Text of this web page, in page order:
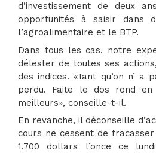
d’investissement de deux
opportunités à saisir dans
l’agroalimentaire et le BTP.
Dans tous les cas, notre
délester de toutes ses
des indices. «Tant qu’on n’ a
perdu. Faite le dos rond en
meilleurs», conseille-t-il.
En revanche, il déconseille
cours ne cessent de
1.700 dollars l’once ce